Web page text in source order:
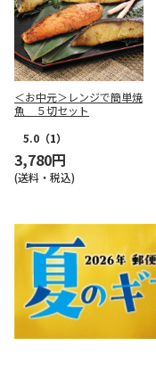
＜お中元＞レンジで簡単焼
魚 ５切セット
5.0 （1）
3,780円
(送料・税込)